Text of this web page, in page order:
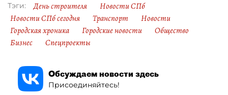
Тэги: День строителя
Новости СПб
Новости СПб сегодня
Транспорт
Новости
Городская хроника
Городские новости
Общество
Бизнес
Спецпроекты
Обсуждаем новости здесь
Присоединяйтесь!